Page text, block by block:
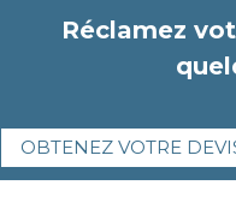
Réclamez
OBTENEZ VOTRE